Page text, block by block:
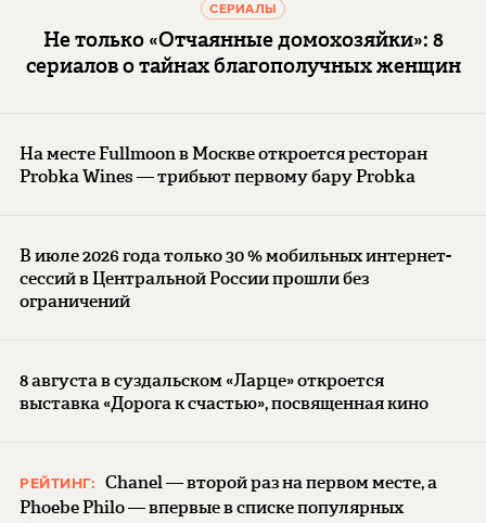
СЕРИАЛЫ
Не только «Отчаянные домохозяйки»: 8
сериалов о тайнах благополучных женщин
На месте Fullmoon в Москве откроется ресторан
Probka Wines — трибьют первому бару Probka
В июле 2026 года только 30 % мобильных интернет-
сессий в Центральной России прошли без
ограничений
8 августа в суздальском «Ларце» откроется
выставка «Дорога к счастью», посвященная кино
РЕЙТИНГ: Chanel — второй раз на первом месте, а
Phoebe Philo — впервые в списке популярных